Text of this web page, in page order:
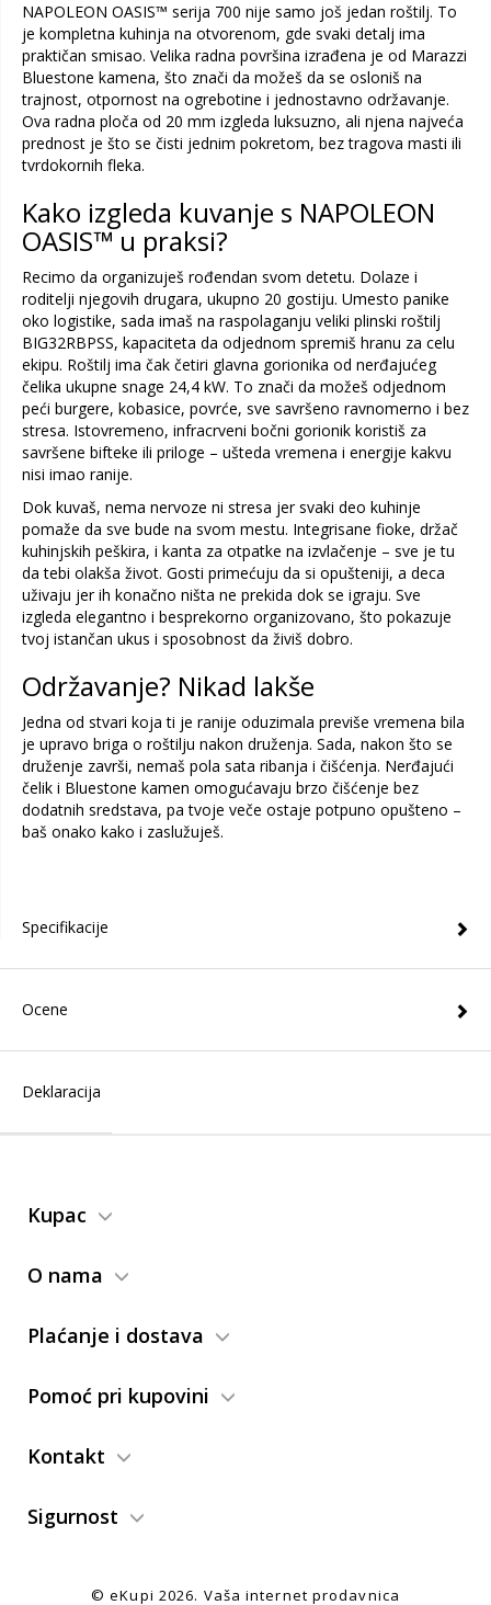
NAPOLEON OASIS™ serija 700 nije samo još jedan roštilj. To
je kompletna kuhinja na otvorenom, gde svaki detalj ima
praktičan smisao. Velika radna površina izrađena je od Marazzi
Bluestone kamena, što znači da možeš da se osloniš na
trajnost, otpornost na ogrebotine i jednostavno održavanje.
Ova radna ploča od 20 mm izgleda luksuzno, ali njena najveća
prednost je što se čisti jednim pokretom, bez tragova masti ili
tvrdokornih fleka.
Kako izgleda kuvanje s NAPOLEON
OASIS™ u praksi?
Recimo da organizuješ rođendan svom detetu. Dolaze i
roditelji njegovih drugara, ukupno 20 gostiju. Umesto panike
oko logistike, sada imaš na raspolaganju veliki plinski roštilj
BIG32RBPSS, kapaciteta da odjednom spremiš hranu za celu
ekipu. Roštilj ima čak četiri glavna gorionika od nerđajućeg
čelika ukupne snage 24,4 kW. To znači da možeš odjednom
peći burgere, kobasice, povrće, sve savršeno ravnomerno i bez
stresa. Istovremeno, infracrveni bočni gorionik koristiš za
savršene bifteke ili priloge – ušteda vremena i energije kakvu
nisi imao ranije.
Dok kuvaš, nema nervoze ni stresa jer svaki deo kuhinje
pomaže da sve bude na svom mestu. Integrisane fioke, držač
kuhinjskih peškira, i kanta za otpatke na izvlačenje – sve je tu
da tebi olakša život. Gosti primećuju da si opušteniji, a deca
uživaju jer ih konačno ništa ne prekida dok se igraju. Sve
izgleda elegantno i besprekorno organizovano, što pokazuje
tvoj istančan ukus i sposobnost da živiš dobro.
Održavanje? Nikad lakše
Jedna od stvari koja ti je ranije oduzimala previše vremena bila
je upravo briga o roštilju nakon druženja. Sada, nakon što se
druženje završi, nemaš pola sata ribanja i čišćenja. Nerđajući
čelik i Bluestone kamen omogućavaju brzo čišćenje bez
dodatnih sredstava, pa tvoje veče ostaje potpuno opušteno –
baš onako kako i zaslužuješ.
Specifikacije
Ocene
Deklaracija
Kupac
O nama
Plaćanje i dostava
Pomoć pri kupovini
Kontakt
Sigurnost
© eKupi 2026. Vaša internet prodavnica